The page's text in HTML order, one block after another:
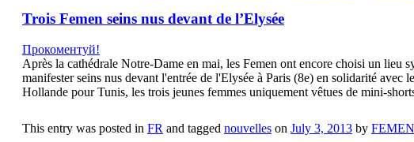
Trois Femen seins nus devant de l’Elysée
Прокоментуй!
Après la cathédrale Notre-Dame en mai, les Femen ont encore choisi un
manifester seins nus devant l'entrée de l'Elysée à Paris (8e) en solidarité
Hollande pour Tunis, les trois jeunes femmes uniquement vêtues de mini-
This entry was posted in FR and tagged nouvelles on July 3, 2013 by FEMEN